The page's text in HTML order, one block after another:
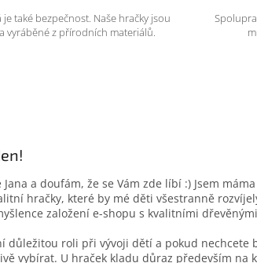
také bezpečnost. Naše hračky jsou
vyráběné z přírodních materiálů.
Jana a doufám, že se Vám zde líbí :) Jsem
hračky, které by mé děti všestranně
založení e-shopu s kvalitními
důležitou roli při vývoji dětí a pokud nechcete
vybírat. U hraček kladu důraz především na